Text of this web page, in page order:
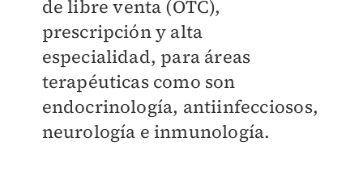
de libre venta (OTC),
prescripción y alta
especialidad, para áreas
terapéuticas como son
endocrinología, antiinfecciosos,
neurología e inmunología.